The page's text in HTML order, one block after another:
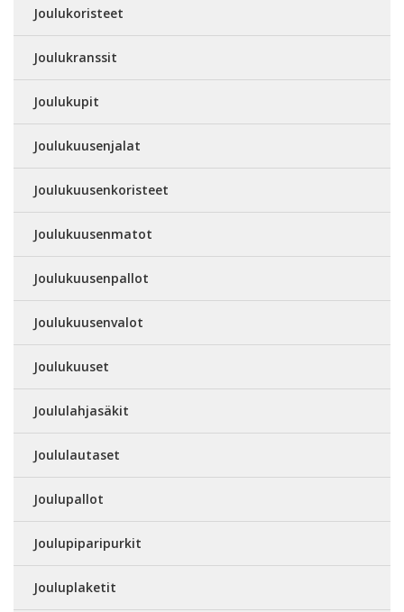
Joulukoristeet
Joulukranssit
Joulukupit
Joulukuusenjalat
Joulukuusenkoristeet
Joulukuusenmatot
Joulukuusenpallot
Joulukuusenvalot
Joulukuuset
Joululahjasäkit
Joululautaset
Joulupallot
Joulupiparipurkit
Jouluplaketit